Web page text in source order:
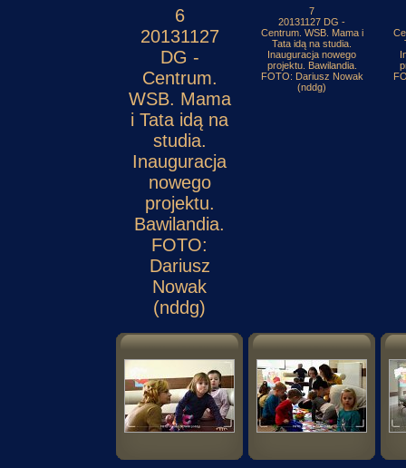
6
20131127
DG -
Centrum.
WSB. Mama
i Tata idą na
studia.
Inauguracja
nowego
projektu.
Bawilandia.
FOTO:
Dariusz
Nowak
(nddg)
7
20131127 DG -
Centrum. WSB. Mama i
Tata idą na studia.
Inauguracja nowego
projektu. Bawilandia.
FOTO: Dariusz Nowak
(nddg)